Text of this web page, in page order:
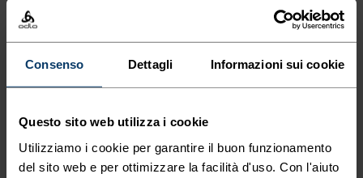
Consenso Dettagli Informazioni sui cookie
Questo sito web utilizza i cookie
Utilizziamo i cookie per garantire il buon funzionamento
del sito web e per ottimizzare la facilità d'uso. Con l'aiuto
CARATTERISTICHE DEL MATERIALE
LA POLIAMMIDE
La poliammide, comunemente chiamata nylon, è un
ideale per l’abbigliamento sportivo. I capi che contengono
resistenti all’usura.